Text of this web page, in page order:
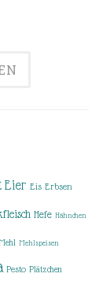
Eier Eis Erbsen
Hefe Hähnchen
Mehlspeisen
Pesto Plätzchen